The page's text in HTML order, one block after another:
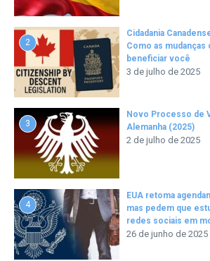
2
Cidadania
Como as mudanças
beneficiar você
3 de julho de 2025
3
Novo Processo de
Alemanha (2025)
2 de julho de 2025
4
EUA retoma
mas pedem que
redes sociais em
26 de junho de 2025